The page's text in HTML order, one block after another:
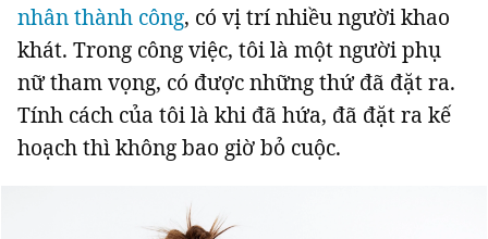
nhân thành công, có vị trí nhiều người khao
khát. Trong công việc, tôi là một người phụ
nữ tham vọng, có được những thứ đã đặt ra.
Tính cách của tôi là khi đã hứa, đã đặt ra kế
hoạch thì không bao giờ bỏ cuộc.